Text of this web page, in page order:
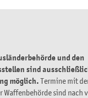
und den
sind
möglich. Termine mit
Waffenbehörde sind nach